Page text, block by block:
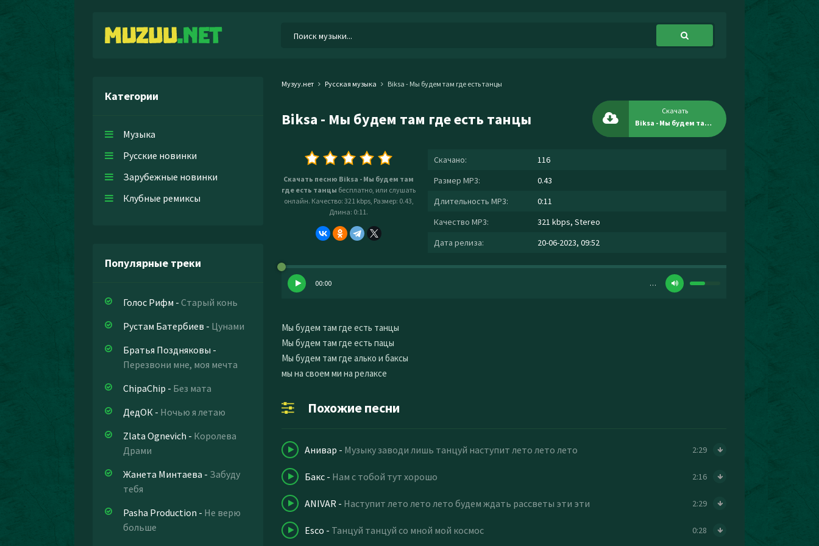
Категории
Музыка
Русские новинки
Зарубежные новинки
Клубные ремиксы
Популярные треки
Голос Рифм - Старый конь
Рустам Батербиев - Цунами
Братья Поздняковы -
Перезвони мне, моя мечта
ChipaChip - Без мата
ДедОК - Ночью я летаю
Zlata Ognevich - Королева
Драми
Жанета Минтаева - Забуду
тебя
Pasha Production - Не верю
больше
Музуу.нет Русская музыка Biksa - Мы будем там где есть танцы
Biksa - Мы будем там где есть танцы
Скачать
Biksa - Мы будем там где есть танцы
Скачать песню Biksa - Мы будем там
где есть танцы бесплатно, или слушать
онлайн. Качество: 321 kbps, Размер: 0.43,
Длина: 0:11.
Скачано:
116
Размер MP3:
0.43
Длительность MP3:
0:11
Качество MP3:
321 kbps, Stereo
Дата релиза:
20-06-2023, 09:52
00:00 …
Мы будем там где есть танцы
Мы будем там где есть пацы
Мы будем там где алько и баксы
мы на своем ми на релаксе
Похожие песни
Анивар - Музыку заводи лишь танцуй наступит лето лето лето 2:29
Бакс - Нам с тобой тут хорошо 2:16
ANIVAR - Наступит лето лето лето будем ждать рассветы эти эти 2:29
Esco - Танцуй танцуй со мной мой космос 0:28